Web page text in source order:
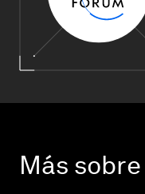
Más sobre